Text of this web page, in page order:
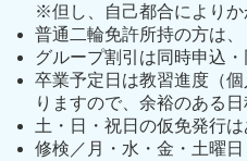
※但し、自己都合によりか
普通二輪免許所持の方は、
グループ割引は同時申込・
卒業予定日は教習進度（
りますので、余裕のある
土・日・祝日の仮免発行は
修検／月・水・金・土曜日